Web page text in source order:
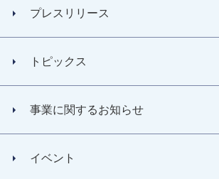
プレスリリース
トピックス
事業に関するお知らせ
イベント